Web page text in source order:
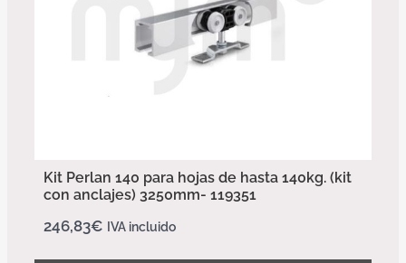
Kit Perlan 140 para hojas de hasta 140kg. (kit
con anclajes) 3250mm- 119351
246,83€ IVA incluido